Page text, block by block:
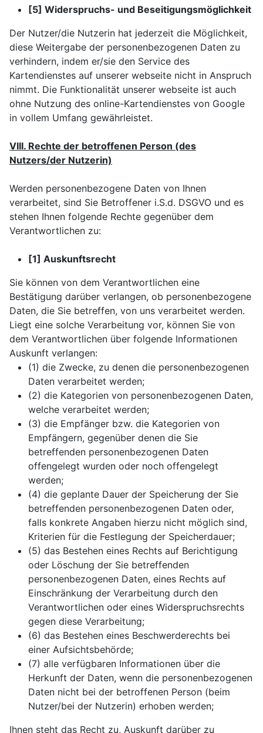
[5] Widerspruchs- und Beseitigungsmöglichkeit
Der Nutzer/die Nutzerin hat jederzeit die Möglichkeit,
diese Weitergabe der personenbezogenen Daten zu
verhindern, indem er/sie den Service des
Kartendienstes auf unserer webseite nicht in Anspruch
nimmt. Die Funktionalität unserer webseite ist auch
ohne Nutzung des online-Kartendienstes von Google
in vollem Umfang gewährleistet.
VIII. Rechte der betroffenen Person (des
Nutzers/der Nutzerin)
Werden personenbezogene Daten von Ihnen
verarbeitet, sind Sie Betroffener i.S.d. DSGVO und es
stehen Ihnen folgende Rechte gegenüber dem
Verantwortlichen zu:
[1] Auskunftsrecht
Sie können von dem Verantwortlichen eine
Bestätigung darüber verlangen, ob personenbezogene
Daten, die Sie betreffen, von uns verarbeitet werden.
Liegt eine solche Verarbeitung vor, können Sie von
dem Verantwortlichen über folgende Informationen
Auskunft verlangen:
(1) die Zwecke, zu denen die personenbezogenen
Daten verarbeitet werden;
(2) die Kategorien von personenbezogenen Daten,
welche verarbeitet werden;
(3) die Empfänger bzw. die Kategorien von
Empfängern, gegenüber denen die Sie
betreffenden personenbezogenen Daten
offengelegt wurden oder noch offengelegt
werden;
(4) die geplante Dauer der Speicherung der Sie
betreffenden personenbezogenen Daten oder,
falls konkrete Angaben hierzu nicht möglich sind,
Kriterien für die Festlegung der Speicherdauer;
(5) das Bestehen eines Rechts auf Berichtigung
oder Löschung der Sie betreffenden
personenbezogenen Daten, eines Rechts auf
Einschränkung der Verarbeitung durch den
Verantwortlichen oder eines Widerspruchsrechts
gegen diese Verarbeitung;
(6) das Bestehen eines Beschwerderechts bei
einer Aufsichtsbehörde;
(7) alle verfügbaren Informationen über die
Herkunft der Daten, wenn die personenbezogenen
Daten nicht bei der betroffenen Person (beim
Nutzer/bei der Nutzerin) erhoben werden;
Ihnen steht das Recht zu, Auskunft darüber zu